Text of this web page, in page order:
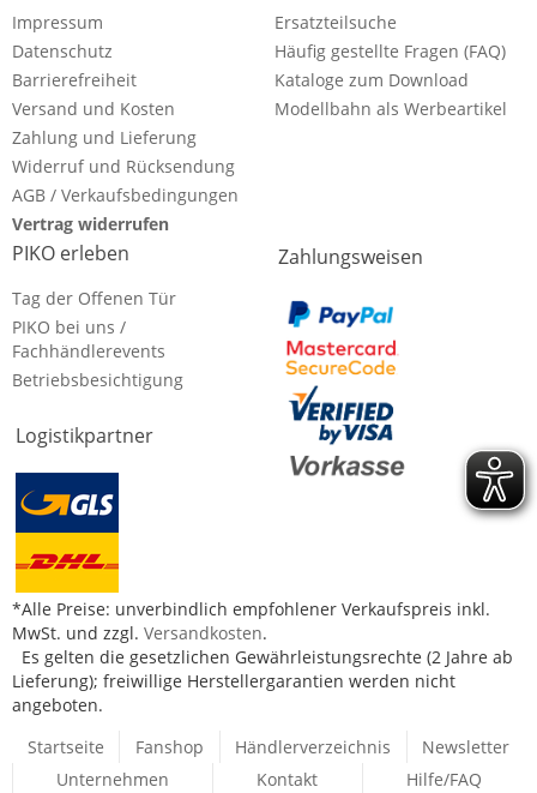
Impressum
Datenschutz
Barrierefreiheit
Versand und Kosten
Zahlung und Lieferung
Widerruf und Rücksendung
AGB / Verkaufsbedingungen
Vertrag widerrufen
Ersatzteilsuche
Häufig gestellte Fragen (FAQ)
Kataloge zum Download
Modellbahn als Werbeartikel
PIKO erleben
Tag der Offenen Tür
PIKO bei uns /
Fachhändlerevents
Betriebsbesichtigung
Logistikpartner
Zahlungsweisen
*Alle Preise: unverbindlich empfohlener Verkaufspreis inkl.
MwSt. und zzgl. Versandkosten.
Es gelten die gesetzlichen Gewährleistungsrechte (2 Jahre ab
Lieferung); freiwillige Herstellergarantien werden nicht
angeboten.
Startseite
Fanshop Händlerverzeichnis
Newsletter
Unternehmen
Kontakt Hilfe/FAQ